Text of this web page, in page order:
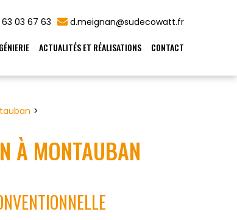
03 67 63 d.meignan@sudecowatt.fr
ACTUALITÉS ET RÉALISATIONS CONTACT
À MONTAUBAN